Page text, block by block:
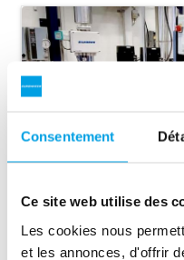
Consentement
Ce site web utilise des
Les cookies nous
et les annonces, d'offrir